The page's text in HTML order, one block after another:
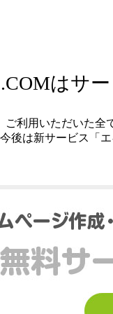
はサ
ご利用いただいた全
今後は新サービス「